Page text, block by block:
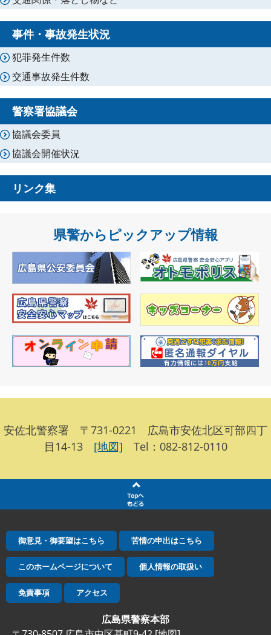
事件・事故発生状況
犯罪発生件数
交通事故発生件数
警察署協議会
協議会委員
協議会開催状況
リンク集
県警からピックアップ情報
安佐北警察署 〒731-0221 広島市安佐北区可部四丁
目14-13 [地図] Tel：082-812-0110
御意見・御要望はこちら 苦情の申出はこちら
このホームページについて 個人情報の取扱い
免責事項 アクセス
広島県警察本部